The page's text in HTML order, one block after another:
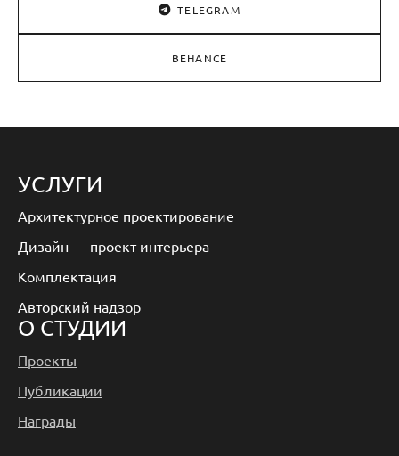
TELEGRAM
BEHANCE
УСЛУГИ
Архитектурное проектирование
Дизайн — проект интерьера
Комплектация
Авторский надзор
О СТУДИИ
Проекты
Публикации
Награды